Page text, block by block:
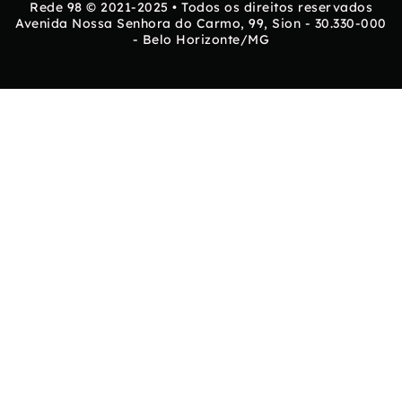
Rede 98 © 2021-2025 • Todos os direitos reservados
Avenida Nossa Senhora do Carmo, 99, Sion - 30.330-000
- Belo Horizonte/MG